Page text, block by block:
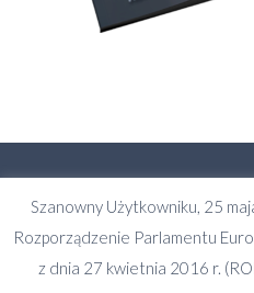
Kontakt
Szanowny Użytkowniku, 25
Rozporządzenie Parlamentu
z dnia 27 kwietnia 2016 r.